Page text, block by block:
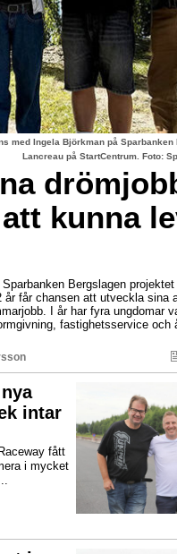
med Ingela Björkman på
Lancreau på StartCentrum. Foto:
kunna
Bergslagen
får chansen att utveckla sina
I år har fyra ungdomar
fastighetsservice och
intar
fått
i mycket